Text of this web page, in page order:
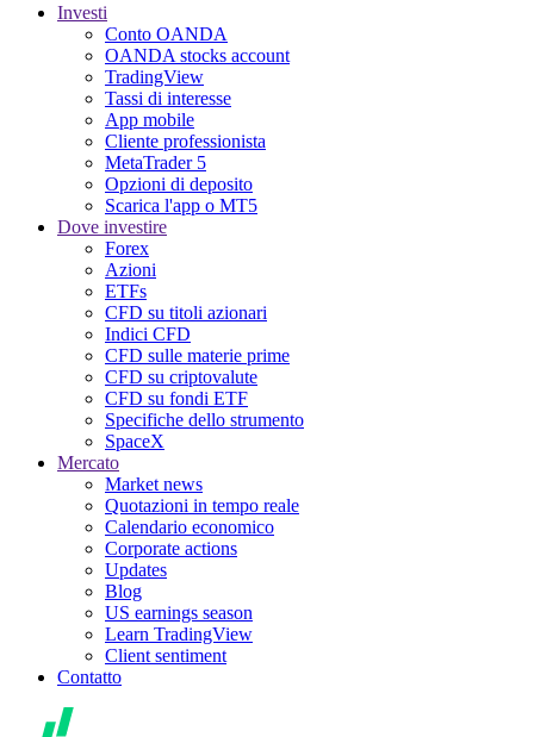
Investi
Conto OANDA
OANDA stocks account
TradingView
Tassi di interesse
App mobile
Cliente professionista
MetaTrader 5
Opzioni di deposito
Scarica l'app o MT5
Dove investire
Forex
Azioni
ETFs
CFD su titoli azionari
Indici CFD
CFD sulle materie prime
CFD su criptovalute
CFD su fondi ETF
Specifiche dello strumento
SpaceX
Mercato
Market news
Quotazioni in tempo reale
Calendario economico
Corporate actions
Updates
Blog
US earnings season
Learn TradingView
Client sentiment
Contatto